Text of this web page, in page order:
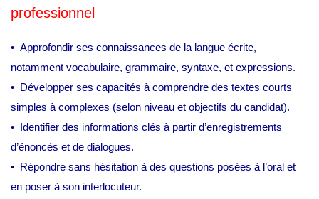
professionnel
• Approfondir ses connaissances de la langue écrite,
notamment vocabulaire, grammaire, syntaxe, et expressions.
• Développer ses capacités à comprendre des textes courts
simples à complexes (selon niveau et objectifs du candidat).
• Identifier des informations clés à partir d’enregistrements
d’énoncés et de dialogues.
• Répondre sans hésitation à des questions posées à l’oral et
en poser à son interlocuteur.